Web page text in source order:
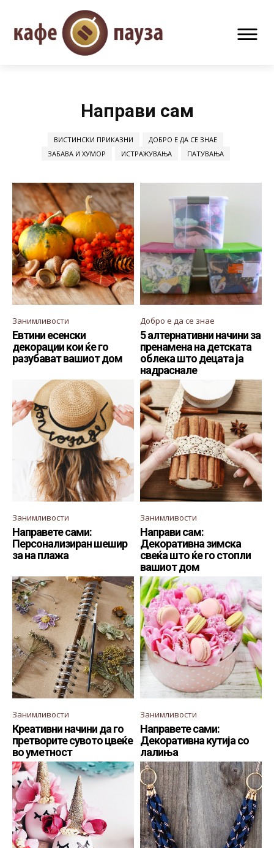
Направи сам
ВИСТИНСКИ ПРИКАЗНИ
ДОБРО Е ДА СЕ ЗНАЕ
ЗАБАВА И ХУМОР
ИСТРАЖУВАЊА ПАТУВАЊА
Занимливости
Евтини есенски
декорации кои ќе го
разубават вашиот дом
Добро е да се знае
5 алтернативни начини за
пренамена на детската
облека што децата ја
надраснале
Занимливости
Направете сами:
Персонализиран шешир
за на плажа
Занимливости
Направи сам:
Декоративна зимска
свеќа што ќе го стопли
вашиот дом
Занимливости
Креативни начини да го
претворите сувото цвеќе
во уметност
Занимливости
Направете сами:
Декоративна кутија со
лалиња